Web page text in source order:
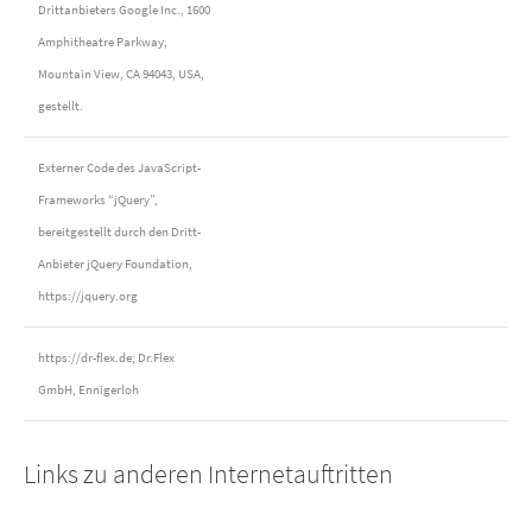
Drittanbieters Google Inc., 1600
Amphitheatre Parkway,
Mountain View, CA 94043, USA,
gestellt.
Externer Code des JavaScript-
Frameworks “jQuery”,
bereitgestellt durch den Dritt-
Anbieter jQuery Foundation,
https://jquery.org
https://dr-flex.de; Dr.Flex
GmbH, Ennigerloh
Links zu anderen Internetauftritten